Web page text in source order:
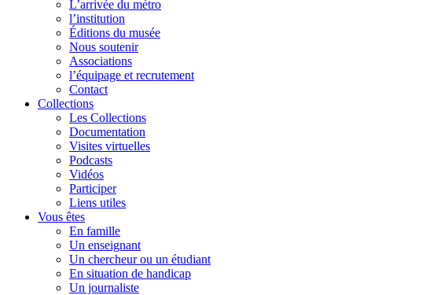
L’arrivée du métro
l’institution
Éditions du musée
Nous soutenir
Associations
l’équipage et recrutement
Contact
Collections
Les Collections
Documentation
Visites virtuelles
Podcasts
Vidéos
Participer
Liens utiles
Vous êtes
En famille
Un enseignant
Un chercheur ou un étudiant
En situation de handicap
Un journaliste